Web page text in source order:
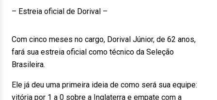
– Estreia oficial de Dorival –
Com cinco meses no cargo, Dorival Júnior, de 62 anos,
fará sua estreia oficial como técnico da Seleção
Brasileira.
Ele já deu uma primeira ideia de como será sua equipe:
vitória por 1 a 0 sobre a Inglaterra e empate com a